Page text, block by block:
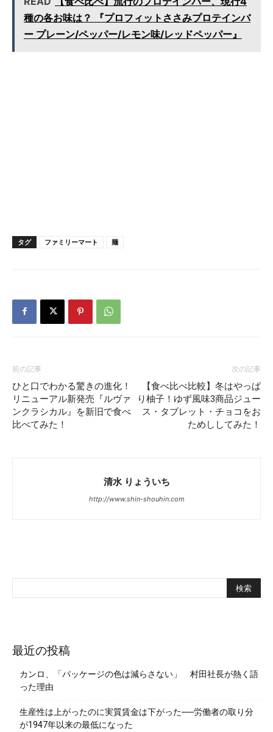
種の各お味は？ 『プロフィットささみプロテインバ
ー プレーン/ペッパー/レモン味/レッドペッパー』
タグ ファミリーマート 麺
前の記事
ひと口でわかる驚きの進化！
リニューアル新発売『ルヴァ
ンクラシカル』を新旧で食べ
比べてみた！
次の記事
【食べ比べ比較】冬はやっぱ
り柚子！ゆず風味3商品ジュー
ス・タブレット・チョコをお
ためししてみた！
清水 りょういち
http://www.shin-shouhin.com
最近の投稿
カンロ、「パッケージの色は減らさない」 村田社長が熱く語
った理由
生産性は上がったのに実質賃金は下がった──労働者の取り分
が1947年以来の最低になった